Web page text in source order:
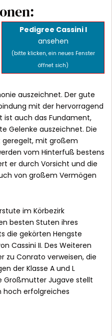
Pedigree Cassini I
ansehen
(bitte klicken, ein neues Fenster
öffnet sich)
auszeichnet. Der gute
mit der hervorragend
ist auch das Fundament,
Gelenke auszeichnet. Die
geregelt, mit großem
vom Hinterfuß bestens
er durch Vorsicht und die
von großem Vermögen
im Körbezirk
besten Stuten ihres
die gekörten Hengste
Cassini II. Des Weiteren
zu Conrato verweisen, die
der Klasse A und L
Großmutter Jugave stellt
hoch erfolgreiches